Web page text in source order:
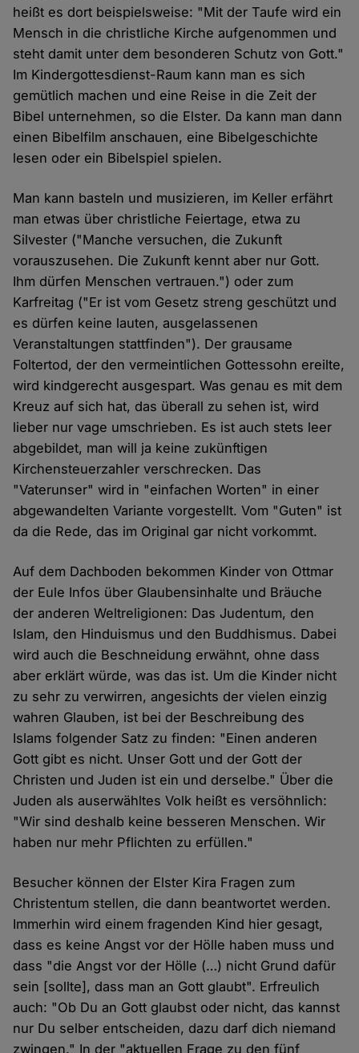
heißt es dort beispielsweise: "Mit der Taufe wird ein
Mensch in die christliche Kirche aufgenommen und
steht damit unter dem besonderen Schutz von Gott."
Im Kindergottesdienst-Raum kann man es sich
gemütlich machen und eine Reise in die Zeit der
Bibel unternehmen, so die Elster. Da kann man dann
einen Bibelfilm anschauen, eine Bibelgeschichte
lesen oder ein Bibelspiel spielen.
Man kann basteln und musizieren, im Keller erfährt
man etwas über christliche Feiertage, etwa zu
Silvester ("Manche versuchen, die Zukunft
vorauszusehen. Die Zukunft kennt aber nur Gott.
Ihm dürfen Menschen vertrauen.") oder zum
Karfreitag ("Er ist vom Gesetz streng geschützt und
es dürfen keine lauten, ausgelassenen
Veranstaltungen stattfinden"). Der grausame
Foltertod, der den vermeintlichen Gottessohn ereilte,
wird kindgerecht ausgespart. Was genau es mit dem
Kreuz auf sich hat, das überall zu sehen ist, wird
lieber nur vage umschrieben. Es ist auch stets leer
abgebildet, man will ja keine zukünftigen
Kirchensteuerzahler verschrecken. Das
"Vaterunser" wird in "einfachen Worten" in einer
abgewandelten Variante vorgestellt. Vom "Guten" ist
da die Rede, das im Original gar nicht vorkommt.
Auf dem Dachboden bekommen Kinder von Ottmar
der Eule Infos über Glaubensinhalte und Bräuche
der anderen Weltreligionen: Das Judentum, den
Islam, den Hinduismus und den Buddhismus. Dabei
wird auch die Beschneidung erwähnt, ohne dass
aber erklärt würde, was das ist. Um die Kinder nicht
zu sehr zu verwirren, angesichts der vielen einzig
wahren Glauben, ist bei der Beschreibung des
Islams folgender Satz zu finden: "Einen anderen
Gott gibt es nicht. Unser Gott und der Gott der
Christen und Juden ist ein und derselbe." Über die
Juden als auserwähltes Volk heißt es versöhnlich:
"Wir sind deshalb keine besseren Menschen. Wir
haben nur mehr Pflichten zu erfüllen."
Besucher können der Elster Kira Fragen zum
Christentum stellen, die dann beantwortet werden.
Immerhin wird einem fragenden Kind hier gesagt,
dass es keine Angst vor der Hölle haben muss und
dass "die Angst vor der Hölle (…) nicht Grund dafür
sein [sollte], dass man an Gott glaubt". Erfreulich
auch: "Ob Du an Gott glaubst oder nicht, das kannst
nur Du selber entscheiden, dazu darf dich niemand
zwingen." In der "aktuellen Frage zu den fünf